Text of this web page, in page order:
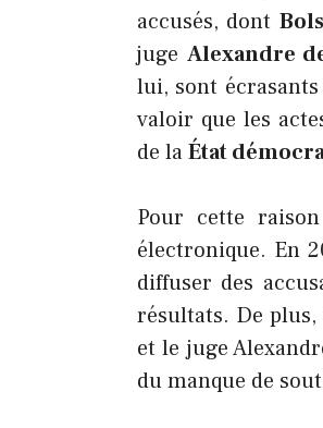
accusés, dont
juge Alexandre
lui, sont
valoir que les
de laÉtat
Pour cette raison
électronique. En
diffuser des
résultats. De
et le juge
du manque de